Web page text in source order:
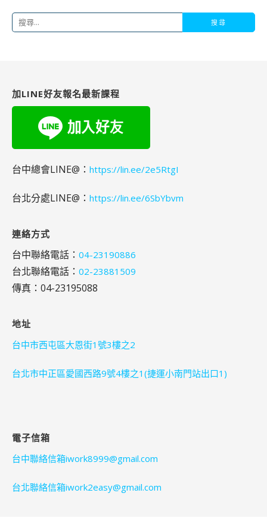
搜
字:
加LINE好友報名最新課程
台中總會LINE@： https://lin.ee/2e5RtgI
台北分處LINE@： https://lin.ee/6SbYbvm
連絡方式
台中聯絡電話： 04-23190886
台北聯絡電話： 02-23881509
傳真：04-23195088
地址
台中市西屯區大恩街1號3樓之2
台北市中正區愛國西路9號4樓之1(捷運小南門站出口1)
電子信箱
台中聯絡信箱iwork8999@gmail.com
台北聯絡信箱iwork2easy@gmail.com